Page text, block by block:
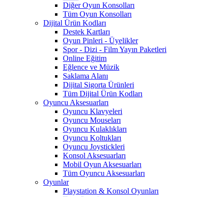
Diğer Oyun Konsolları
Tüm Oyun Konsolları
Dijital Ürün Kodları
Destek Kartları
Oyun Pinleri - Üyelikler
Spor - Dizi - Film Yayın Paketleri
Online Eğitim
Eğlence ve Müzik
Saklama Alanı
Dijital Sigorta Ürünleri
Tüm Dijital Ürün Kodları
Oyuncu Aksesuarları
Oyuncu Klavyeleri
Oyuncu Mouseları
Oyuncu Kulaklıkları
Oyuncu Koltukları
Oyuncu Joystickleri
Konsol Aksesuarları
Mobil Oyun Aksesuarları
Tüm Oyuncu Aksesuarları
Oyunlar
Playstation & Konsol Oyunları